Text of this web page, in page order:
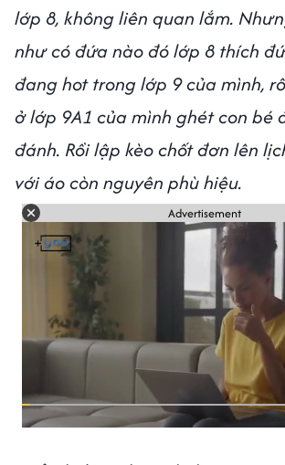
lớp 8, không liên quan lắm.
như có đứa nào đó lớp 8 thích
đang hot trong lớp 9 của mình,
ở lớp 9A1 của mình ghét con bé
đánh. Rồi lập kèo chốt đơn lên
với áo còn nguyên phù hiệu.
Advertisement